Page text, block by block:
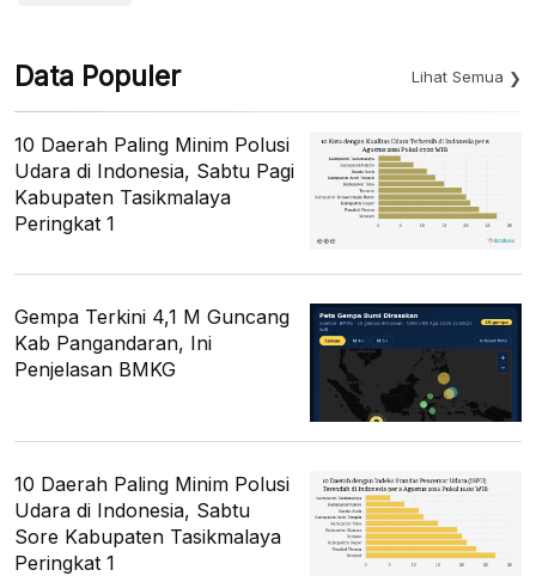
Data Populer Lihat Semua
10 Daerah Paling Minim Polusi
Udara di Indonesia, Sabtu Pagi
Kabupaten Tasikmalaya
Peringkat 1
Gempa Terkini 4,1 M Guncang
Kab Pangandaran, Ini
Penjelasan BMKG
10 Daerah Paling Minim Polusi
Udara di Indonesia, Sabtu
Sore Kabupaten Tasikmalaya
Peringkat 1